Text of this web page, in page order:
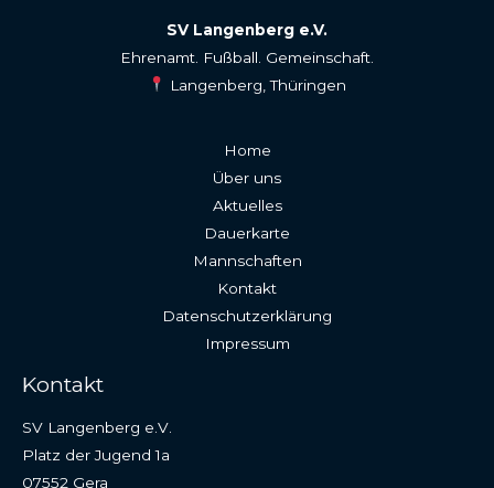
SV Langenberg e.V.
Ehrenamt. Fußball. Gemeinschaft.
Langenberg, Thüringen
Home
Über uns
Aktuelles
Dauerkarte
Mannschaften
Kontakt
Datenschutzerklärung
Impressum
Kontakt
SV Langenberg e.V.
Platz der Jugend 1a
07552 Gera